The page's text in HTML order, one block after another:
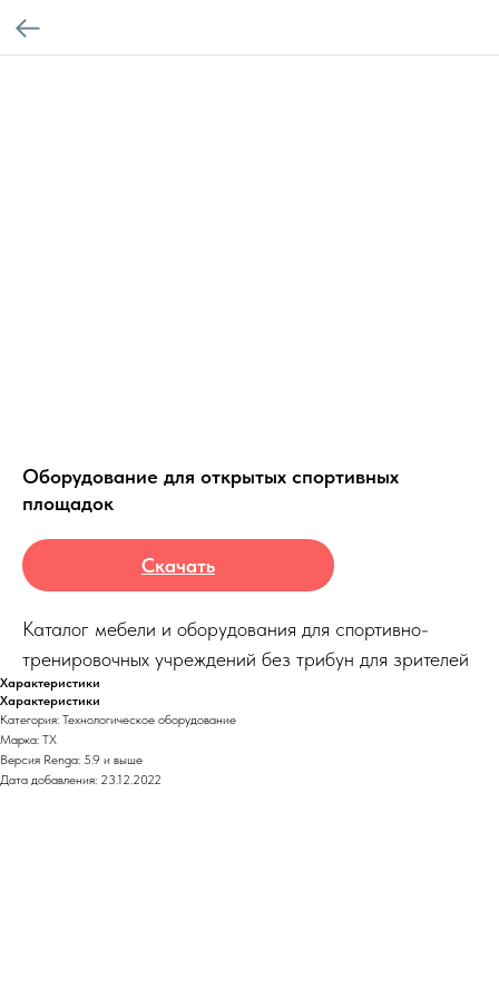
Оборудование для открытых спортивных
площадок
Скачать
Каталог мебели и оборудования для спортивно-
тренировочных учреждений без трибун для зрителей
Характеристики
Характеристики
Категория: Технологическое оборудование
Марка: ТХ
Версия Renga: 5.9 и выше
Дата добавления: 23.12.2022